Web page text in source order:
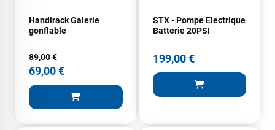
Handirack Galerie
gonflable
89,00 €
69,00 €
STX - Pompe Electrique
Batterie 20PSI
199,00 €